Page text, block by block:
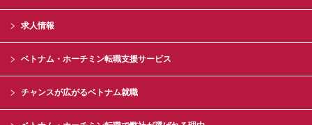
求人情報
ベトナム・ホーチミン転職支援サービス
チャンスが広がるベトナム就職